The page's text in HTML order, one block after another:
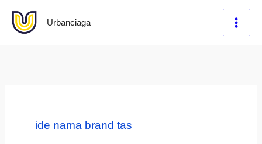
Lewati
konten
Urbanciaga
ide nama brand tas